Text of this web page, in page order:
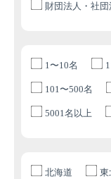
財団法人・社
1〜10名
101〜500名
5001名以上
北海道 東